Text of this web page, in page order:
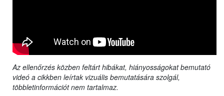
Az ellenőrzés közben feltárt hibákat, hiányosságokat bemutató
videó a cikkben leírtak vizuális bemutatására szolgál,
többletinformációt nem tartalmaz.